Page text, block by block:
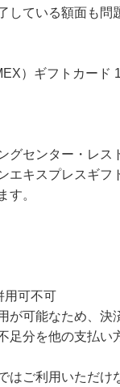
している額面も問
）ギフトカード
グセンター・レス
エキスプレスギフ
す。
用可不可
が可能なため、決
足分を他の支払い
はご利用いただけ